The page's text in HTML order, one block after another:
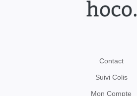
Contact
Suivi Colis
Mon Compte